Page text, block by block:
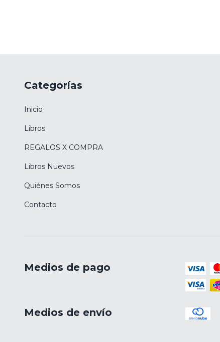
Categorías
Inicio
Libros
REGALOS X COMPRA
Libros Nuevos
Quiénes Somos
Contacto
Medios de pago
Medios de envío